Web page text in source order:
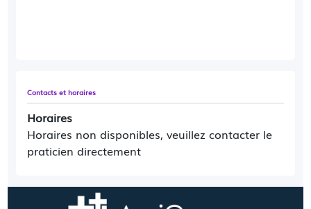
Contacts et horaires
Horaires
Horaires non disponibles, veuillez contacter le
praticien directement